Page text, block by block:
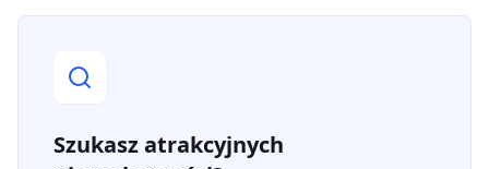
Szukasz atrakcyjnych